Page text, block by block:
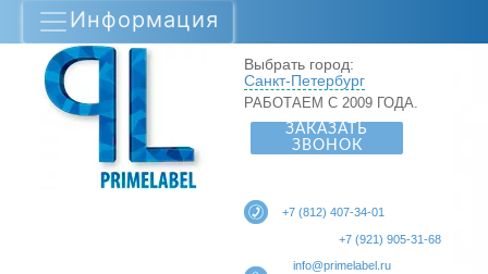
Информация
Выбрать город:
Санкт-Петербург
РАБОТАЕМ С 2009 ГОДА.
ЗАКАЗАТЬ
ЗВОНОК
+7 (812) 407-34-01
+7 (921) 905-31-68
info@primelabel.ru